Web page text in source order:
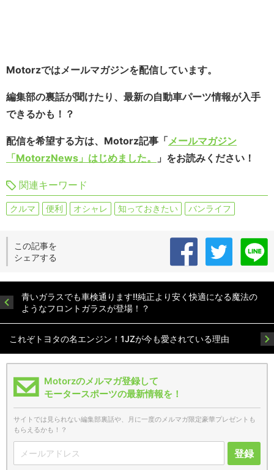
Motorzではメールマガジンを配信しています。
編集部の裏話が聞けたり、最新の自動車パーツ情報が入手
できるかも！？
配信を希望する方は、Motorz記事「メールマガジン
「MotorzNews」はじめました。
」をお読みください！
関連キーワード
クルマ 便利 オシャレ 知っておきたい バンライフ
この記事を
シェアする
青いガラスでも車検通ります!!純正より安く快適になる魔法の
ようなフロントガラスが登場！？
これぞトヨタの名エンジン！1JZが今も愛されている理由
Motorzのメルマガ登録して
モータースポーツの最新情報を！
サイトでは見られない編集部裏話や、月に一度のメルマガ限定豪華プレゼントも
もらえるかも！？
登録